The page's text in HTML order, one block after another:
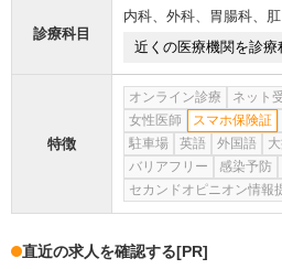
診療科目
内科、 外科、 胃腸科、
近くの医療機関を診療
特徴
オンライン診療 ネット
女性医師
スマホ保険証
駐車場
英語 外国語
バリアフリー
感染予防
セカンドオピニオン情報
直近の求人を確認する[PR]